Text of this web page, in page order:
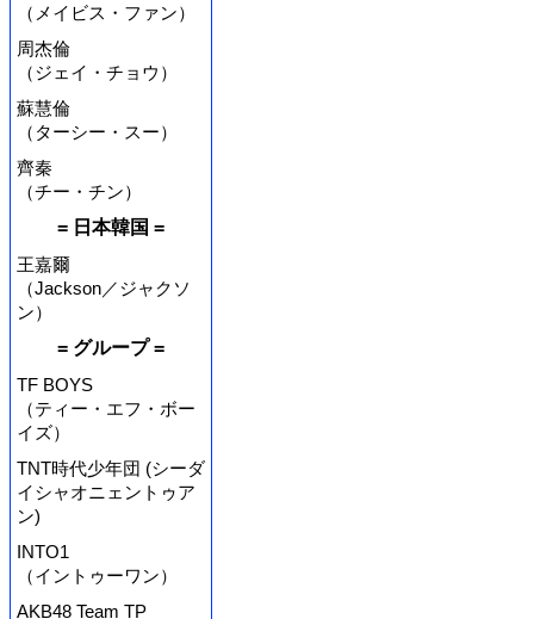
（メイビス・ファン）
周杰倫
（ジェイ・チョウ）
蘇慧倫
（ターシー・スー）
齊秦
（チー・チン）
= 日本韓国 =
王嘉爾
（Jackson／ジャクソ
ン）
= グループ =
TF BOYS
（ティー・エフ・ボー
イズ）
TNT時代少年団 (シーダ
イシャオニェントゥア
ン)
INTO1
（イントゥーワン）
AKB48 Team TP